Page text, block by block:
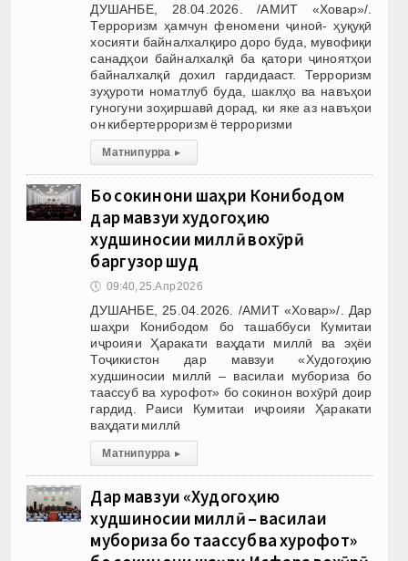
ДУШАНБЕ, 28.04.2026. /АМИТ «Ховар»/.
Терроризм ҳамчун феномени ҷиноӣ- ҳуқуқӣ
хосияти байналхалқиро доро буда, мувофиқи
санадҳои байналхалқӣ ба қатори ҷиноятҳои
байналхалқӣ дохил гардидааст. Терроризм
зуҳуроти номатлуб буда, шаклҳо ва навъҳои
гуногуни зоҳиршавӣ дорад, ки яке аз навъҳои
он кибертерроризм ё терроризми
Матни пурра ▸
Бо сокинони шаҳри Конибодом
дар мавзуи худогоҳию
худшиносии миллӣ вохӯрӣ
баргузор шуд
🕔 09:40, 25.Апр 2026
ДУШАНБЕ, 25.04.2026. /АМИТ «Ховар»/. Дар
шаҳри Конибодом бо ташаббуси Кумитаи
иҷроияи Ҳаракати ваҳдати миллӣ ва эҳёи
Тоҷикистон дар мавзуи «Худогоҳию
худшиносии миллӣ – василаи мубориза бо
таассуб ва хурофот» бо сокинон вохӯрӣ доир
гардид. Раиси Кумитаи иҷроияи Ҳаракати
ваҳдати миллӣ
Матни пурра ▸
Дар мавзуи «Худогоҳию
худшиносии миллӣ – василаи
мубориза бо таассуб ва хурофот»